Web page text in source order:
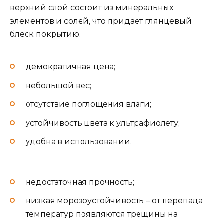
верхний слой состоит из минеральных
элементов и солей, что придает глянцевый
блеск покрытию.
демократичная цена;
небольшой вес;
отсутствие поглощения влаги;
устойчивость цвета к ультрафиолету;
удобна в использовании.
недостаточная прочность;
низкая морозоустойчивость – от перепада
температур появляются трещины на